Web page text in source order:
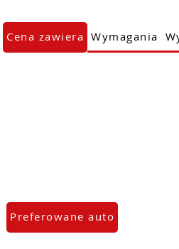
Cena zawiera Wymagania
Preferowane auto